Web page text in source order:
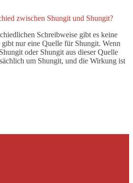
zwischen Shungit und Shungit?
Schreibweise gibt es keine
nur eine Quelle für Shungit. Wenn
oder Shungit aus dieser Quelle
um Shungit, und die Wirkung ist